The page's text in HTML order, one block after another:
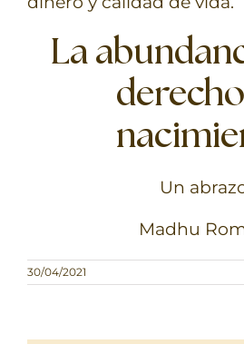
La
Un
Madhu
30/04/2021